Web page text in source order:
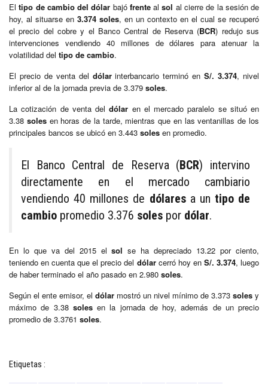
Eltipo de cambio del dólar bajó frentealsol al cierre de la sesión de
hoy, al situarse en 3.374 soles, en un contexto en el cual se recuperó
el precio del cobre y el Banco Central de Reserva (BCR) redujo sus
intervenciones vendiendo 40 millones de dólares para atenuar la
volatilidad del tipo de cambio.
El precio de venta del dólarinterbancario terminó enS/. 3.374, nivel
inferior al de la jornada previa de 3.379 soles.
La cotización de venta deldólar en el mercado paralelo se situó en
3.38 solesen horas de la tarde, mientras que en las ventanillas de los
principales bancos se ubicó en 3.443 soles en promedio.
El Banco Central de Reserva (BCR) intervino
directamente en el mercado cambiario
vendiendo 40 millones de dólaresa un tipo de
cambio promedio 3.376 soles por dólar.
En lo que va del 2015 elsol se ha depreciado 13.22 por ciento,
teniendo en cuenta que el precio del dólarcerró hoy en S/. 3.374, luego
de haber terminado el año pasado en 2.980 soles.
Según el ente emisor, el dólar mostró un nivel mínimo de 3.373 soles y
máximo de 3.38 solesen la jornada de hoy, además de un precio
promedio de 3.3761 soles.
Etiquetas :